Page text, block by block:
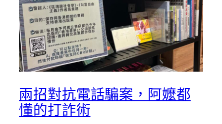
兩招對抗電話騙案，阿嬤都
懂的打詐術